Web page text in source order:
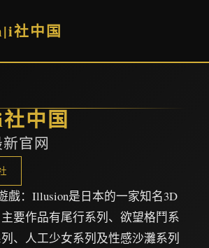
社中国
中国
官网
戲：Illusion是日本的一家知名3D
要作品有尾行系列、欲望格鬥系
、人工少女系列及性感沙灘系列